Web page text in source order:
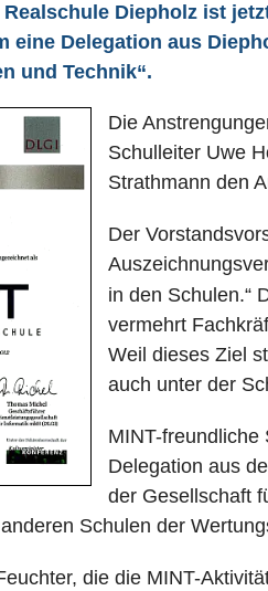
Diepholz ist
eine Delegation aus
und Technik“.
Die
Schulleiter Uwe
Strathmann den
Der
in den Schulen.“
vermehrt
Weil dieses Ziel
auch unter der
MINT-
Delegation aus
der Gesellschaft
Schulen der
die die MINT-